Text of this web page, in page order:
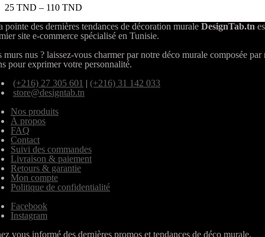
25 TND – 110 TND
pointe des dernières tendances de décoration murale DesignTab.tn
site e-commerce spécialisé en Tunisie.
murs nus ? laissez-vous charmer par notre déco murale composée par
pour exprimer votre personnalité.
(+216) 27 305 601 | (+216) 31 142 033
store@designtab.tn
Nos produits
À propos
FAQ
Contact
Suivi des commandes
Livraison & paiement
Retours & garantie
Mon compte
Politique de confidentialité
Facebook
Instagram
vous informé des dernières promos et tendances de déco murale.